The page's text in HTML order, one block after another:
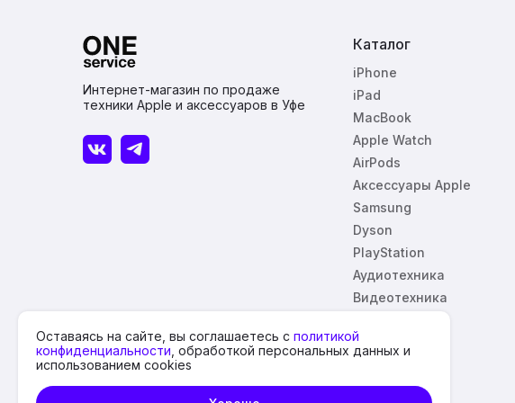
Оставаясь на сайте, вы соглашаетесь с политикой
конфиденциальности , обработкой персональных данных и
использованием cookies
Каталог
iPhone
iPad
MacBook
Apple Watch
AirPods
Аксессуары Apple
Samsung
Dyson
PlayStation
Аудиотехника
Видеотехника
Интернет-магазин по продаже
техники Apple и аксессуаров в Уфе